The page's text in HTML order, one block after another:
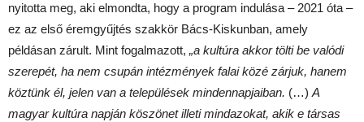
nyitotta meg, aki elmondta, hogy a program indulása – 2021 óta –
ez az első éremgyűjtés szakkör Bács-Kiskunban, amely
példásan zárult. Mint fogalmazott, „a kultúra akkor tölti be valódi
szerepét, ha nem csupán intézmények falai közé zárjuk, hanem
köztünk él, jelen van a települések mindennapjaiban. (…) A
magyar kultúra napján köszönet illeti mindazokat, akik e társas